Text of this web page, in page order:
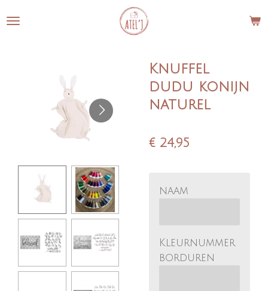
direct
Knuffel
dudu konijn
naturel
€ 24,95
naam
Kleurnummer
borduren